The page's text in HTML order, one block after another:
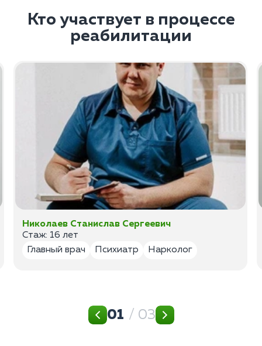
Кто участвует в процессе
реабилитации
Николаев Станислав Сергеевич
Стаж: 16 лет
Главный врач
Психиатр Нарколог
01 / 03